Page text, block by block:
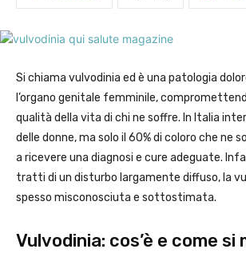
Si chiama vulvodinia ed è una patologia
l’organo genitale femminile,
qualità della vita di chi ne soffre. In Italia
delle donne, ma solo il 60% di coloro che ne
a ricevere una diagnosi e cure adeguate.
tratti di un disturbo largamente diffuso, la
spesso misconosciuta e sottostimata.
Vulvodinia: cos’è e come